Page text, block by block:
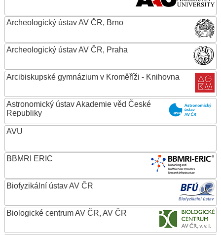
Archeologický ústav AV ČR, Brno
Archeologický ústav AV ČR, Praha
Arcibiskupské gymnázium v Kroměříži - Knihovna
Astronomický ústav Akademie věd České
Republiky
AVU
BBMRI ERIC
Biofyzikální ústav AV ČR
Biologické centrum AV ČR, AV ČR